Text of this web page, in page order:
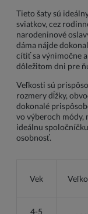
Tieto šaty sú
sviatkov, cez
narodeninové
dáma nájde
cítiť sa výnimočne
dôležitom dni pre
Veľkosti sú
rozmery dĺžky,
dokonalé
vo výberoch módy,
ideálnu
osobnosť.
Vek
4-5